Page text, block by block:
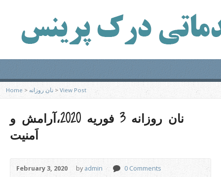
Home > نان روزانه > View Post
نان روزانه 3 فوریه 2020،آرامش و
اَمنیت
February 3, 2020 byadmin 0 Comments